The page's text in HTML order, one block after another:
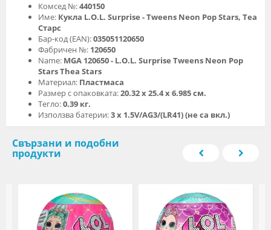
Комсед №:440150
Име: Кукла L.O.L. Surprise - Tweens Neon Pop Stars, Теа
Старс
Бар-код (EAN):035051120650
Фабричен №: 120650
Name: MGA 120650 - L.O.L. Surprise Tweens Neon Pop
Stars Thea Stars
Материал: Пластмаса
Размер с опаковката:20.32 х 25.4 х 6.985 см.
Тегло:0.39 кг.
Използва батерии:3 x 1.5V/AG3/(LR41) (не са вкл.)
Свързани и подобни
продукти